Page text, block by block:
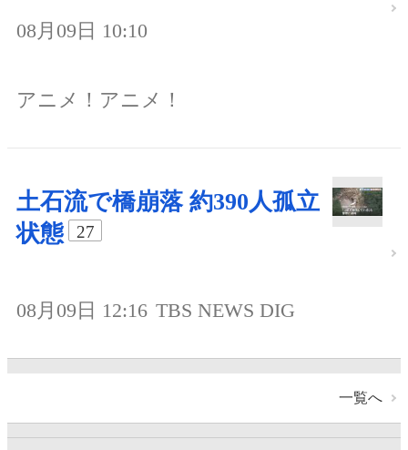
08月09日 10:10
アニメ！アニメ！
土石流で橋崩落 約390人孤立
状態
27
08月09日 12:16 TBS NEWS DIG
一覧へ